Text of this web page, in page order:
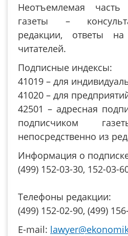
Неотъемлемая
газеты –
редакции, ответы
читателей.
Подписные индексы:
41019 – для
41020 – для
42501 – адресная
подписчиком
непосредственно из
Информация о
(499) 152-03-30, 152-03-
Телефоны редакции:
(499) 152-02-90, (499)
Е-mail: